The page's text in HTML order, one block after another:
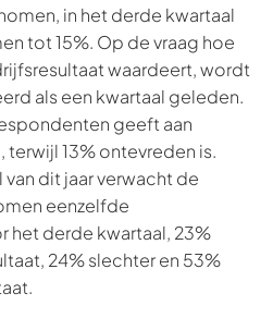
in het derde kwartaal
tot 15%. Op de vraag hoe
waardeert, wordt
als een kwartaal geleden.
geeft aan
terwijl 13% ontevreden is.
dit jaar verwacht de
eenzelfde
het derde kwartaal, 23%
24% slechter en 53%